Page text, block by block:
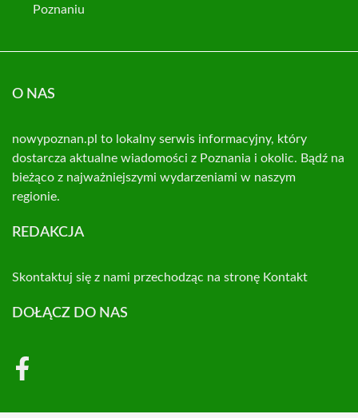
Poznaniu
O NAS
nowypoznan.pl to lokalny serwis informacyjny, który
dostarcza aktualne wiadomości z Poznania i okolic. Bądź na
bieżąco z najważniejszymi wydarzeniami w naszym
regionie.
REDAKCJA
Skontaktuj się z nami przechodząc na stronę Kontakt
DOŁĄCZ DO NAS